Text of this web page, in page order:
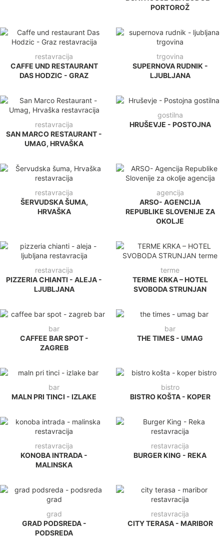
PORTOROŽ
restavracija
CAFFE UND RESTAURANT
DAS HODZIC - GRAZ
trgovina
SUPERNOVA RUDNIK -
LJUBLJANA
restavracija
SAN MARCO RESTAURANT -
UMAG, HRVAŠKA
gostilna
HRUŠEVJE - POSTOJNA
restavracija
ŠERVUDSKA ŠUMA,
HRVAŠKA
agencija
ARSO- AGENCIJA
REPUBLIKE SLOVENIJE ZA
OKOLJE
restavracija
PIZZERIA CHIANTI - ALEJA -
LJUBLJANA
terme
TERME KRKA – HOTEL
SVOBODA STRUNJAN
bar
CAFFEE BAR SPOT -
ZAGREB
bar
THE TIMES - UMAG
bar
MALN PRI TINCI - IZLAKE
bistro
BISTRO KOŠTA - KOPER
restavracija
KONOBA INTRADA -
MALINSKA
restavracija
BURGER KING - REKA
grad
GRAD PODSREDA -
PODSREDA
restavracija
CITY TERASA - MARIBOR